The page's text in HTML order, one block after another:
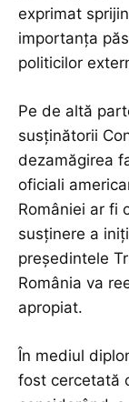
exprimat
importanța
politicilor
Pe de altă
susținătorii
dezamăgirea
oficiali
României ar fi
susținere a
președintele
România va
apropiat.
În mediul
fost cercetată